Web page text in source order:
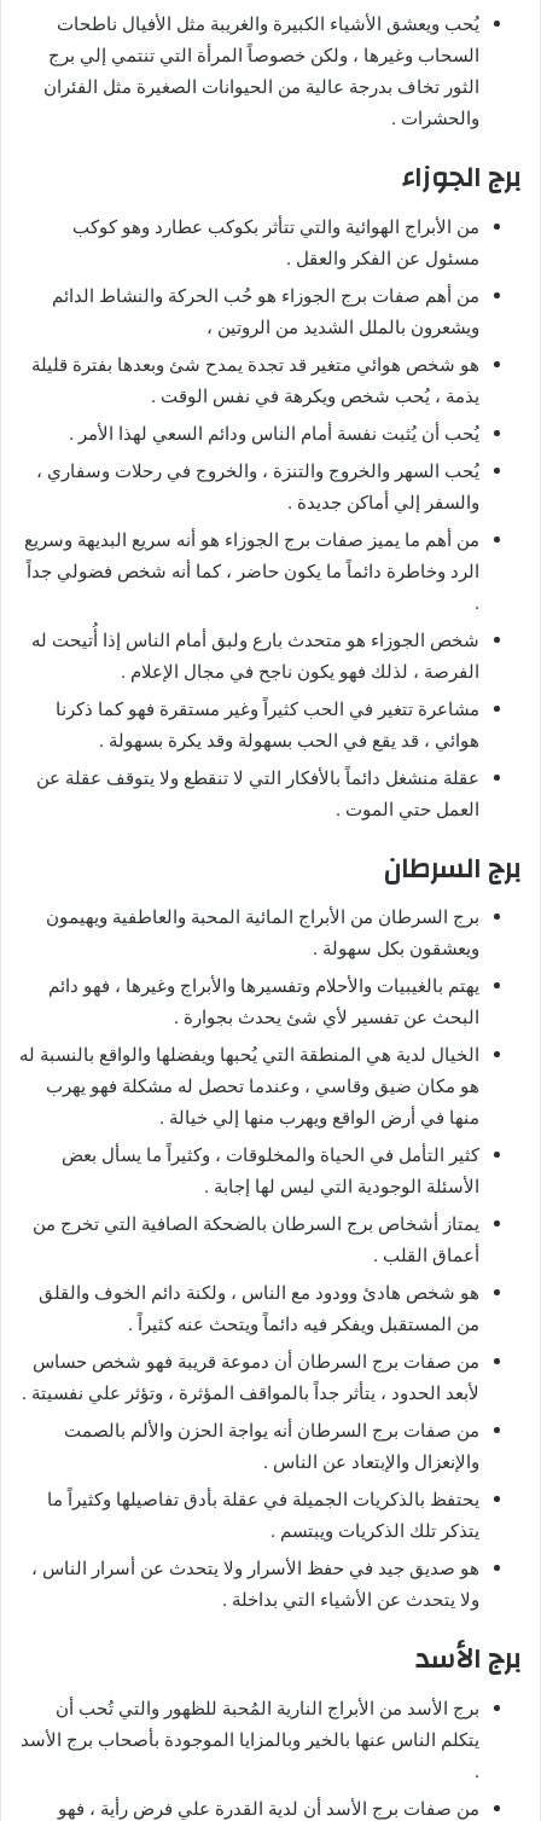
يُحب ويعشق الأشياء الكبيرة والغريبة مثل الأفيال ناطحات
السحاب وغيرها ، ولكن خصوصاً المرأة التي تنتمي إلي برج
الثور تخاف بدرجة عالية من الحيوانات الصغيرة مثل الفئران
والحشرات .
برج الجوزاء
من الأبراج الهوائية والتي تتأثر بكوكب عطارد وهو كوكب
مسئول عن الفكر والعقل .
من أهم صفات برج الجوزاء هو حُب الحركة والنشاط الدائم
ويشعرون بالملل الشديد من الروتين ،
هو شخص هوائي متغير قد تجدة يمدح شئ وبعدها بفترة قليلة
يذمة ، يُحب شخص ويكرهة في نفس الوقت .
يُحب أن يُثبت نفسة أمام الناس ودائم السعي لهذا الأمر .
يُحب السهر والخروج والتنزة ، والخروج في رحلات وسفاري ،
والسفر إلي أماكن جديدة .
من أهم ما يميز صفات برج الجوزاء هو أنه سريع البديهة وسريع
الرد وخاطرة دائماً ما يكون حاضر ، كما أنه شخص فضولي جداً
.
شخص الجوزاء هو متحدث بارع ولبق أمام الناس إذا أُتيحت له
الفرصة ، لذلك فهو يكون ناجح في مجال الإعلام .
مشاعرة تتغير في الحب كثيراً وغير مستقرة فهو كما ذكرنا
هوائي ، قد يقع في الحب بسهولة وقد يكرة بسهولة .
عقلة منشغل دائماً بالأفكار التي لا تنقطع ولا يتوقف عقلة عن
العمل حتي الموت .
برج السرطان
برج السرطان من الأبراج المائية المحبة والعاطفية ويهيمون
ويعشقون بكل سهولة .
يهتم بالغيبيات والأحلام وتفسيرها والأبراج وغيرها ، فهو دائم
البحث عن تفسير لأي شئ يحدث بجوارة .
الخيال لدية هي المنطقة التي يُحبها ويفضلها والواقع بالنسبة له
هو مكان ضيق وقاسي ، وعندما تحصل له مشكلة فهو يهرب
منها في أرض الواقع ويهرب منها إلي خيالة .
كثير التأمل في الحياة والمخلوقات ، وكثيراً ما يسأل بعض
الأسئلة الوجودية التي ليس لها إجابة .
يمتاز أشخاص برج السرطان بالضحكة الصافية التي تخرج من
أعماق القلب .
هو شخص هادئ وودود مع الناس ، ولكنة دائم الخوف والقلق
من المستقبل ويفكر فيه دائماً ويتحث عنه كثيراً .
من صفات برج السرطان أن دموعة قريبة فهو شخص حساس
لأبعد الحدود ، يتأثر جداً بالمواقف المؤثرة ، وتؤثر علي نفسيتة .
من صفات برج السرطان أنه يواجة الحزن والألم بالصمت
والإنعزال والإبتعاد عن الناس .
يحتفظ بالذكريات الجميلة في عقلة بأدق تفاصيلها وكثيراً ما
يتذكر تلك الذكريات ويبتسم .
هو صديق جيد في حفظ الأسرار ولا يتحدث عن أسرار الناس ،
ولا يتحدث عن الأشياء التي بداخلة .
برج الأسد
برج الأسد من الأبراج النارية المُحبة للظهور والتي تُحب أن
يتكلم الناس عنها بالخير وبالمزايا الموجودة بأصحاب برج الأسد
.
من صفات برج الأسد أن لدية القدرة علي فرض رأية ، فهو